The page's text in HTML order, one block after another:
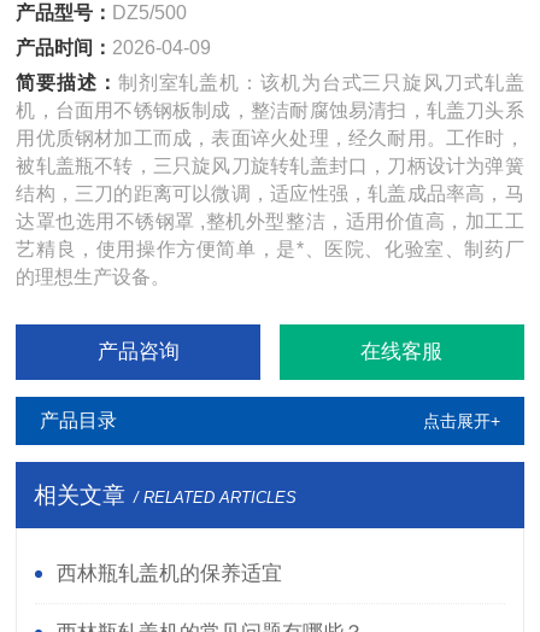
产品型号： DZ5/500
产品时间： 2026-04-09
简要描述： 制剂室轧盖机：该机为台式三只旋风刀式轧盖
机，台面用不锈钢板制成，整洁耐腐蚀易清扫，轧盖刀头系
用优质钢材加工而成，表面谇火处理，经久耐用。工作时，
被轧盖瓶不转，三只旋风刀旋转轧盖封口，刀柄设计为弹簧
结构，三刀的距离可以微调，适应性强，轧盖成品率高，马
达罩也选用不锈钢罩 ,整机外型整洁，适用价值高，加工工
艺精良，使用操作方便简单，是*、医院、化验室、制药厂
的理想生产设备。
产品咨询 在线客服
产品目录 点击展开+
相关文章 / RELATED ARTICLES
西林瓶轧盖机的保养适宜